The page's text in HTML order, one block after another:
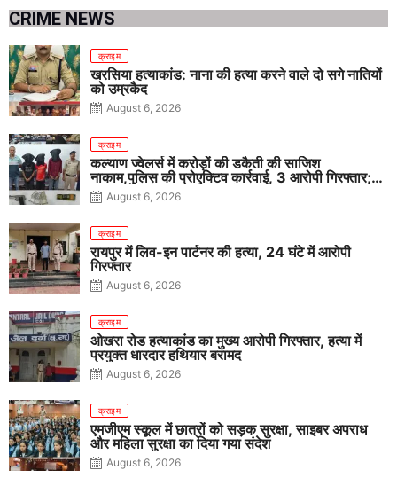
CRIME NEWS
क्राइम
खरसिया हत्याकांड: नाना की हत्या करने वाले दो सगे नातियों
को उम्रकैद
August 6, 2026
क्राइम
कल्याण ज्वेलर्स में करोड़ों की डकैती की साजिश
नाकाम,पुलिस की प्रोएक्टिव कार्रवाई, 3 आरोपी गिरफ्तार;
पिस्टल, कारतूस, चाकू और मोबाइल बरामद
August 6, 2026
क्राइम
रायपुर में लिव-इन पार्टनर की हत्या, 24 घंटे में आरोपी
गिरफ्तार
August 6, 2026
क्राइम
ओखरा रोड हत्याकांड का मुख्य आरोपी गिरफ्तार, हत्या में
प्रयुक्त धारदार हथियार बरामद
August 6, 2026
क्राइम
एमजीएम स्कूल में छात्रों को सड़क सुरक्षा, साइबर अपराध
और महिला सुरक्षा का दिया गया संदेश
August 6, 2026